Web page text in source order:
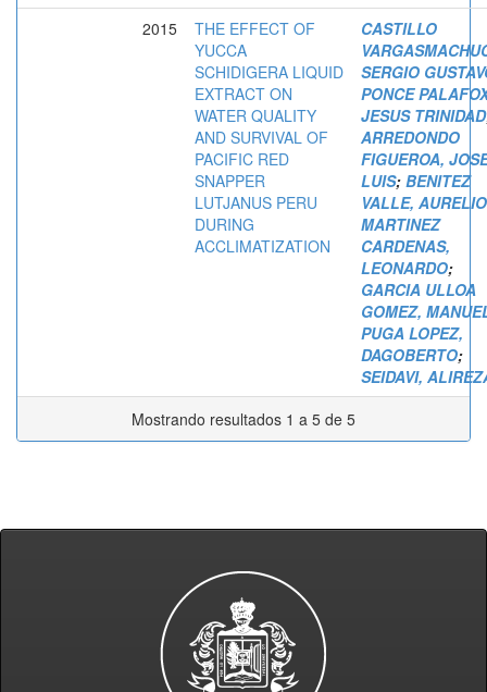
2015
THE EFFECT OF
YUCCA
SCHIDIGERA LIQUID
EXTRACT ON
WATER QUALITY
AND SURVIVAL OF
PACIFIC RED
SNAPPER
LUTJANUS PERU
DURING
ACCLIMATIZATION
CASTILLO
SERGIO
PONCE
JESUS TRINIDAD
ARREDONDO
FIGUEROA,
LUIS; BENITEZ
VALLE, AURELIO
MARTINEZ
CARDENAS,
LEONARDO;
GARCIA ULLOA
GOMEZ,
PUGA LOPEZ,
DAGOBERTO;
SEIDAVI,
Mostrando resultados 1 a 5 de 5